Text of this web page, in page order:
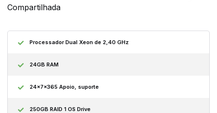
Compartilhada
Processador Dual Xeon de 2,40 GHz
24GB RAM
24x7x365 Apoio, suporte
250GB RAID 1 OS Drive